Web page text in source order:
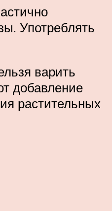
Употреблять
варить
добавление
растительных